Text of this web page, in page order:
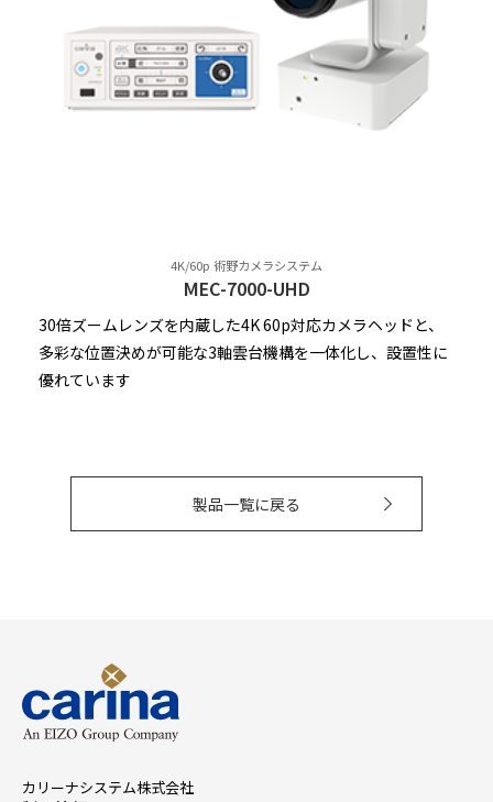
4K/60p 術野カメラシステム
MEC-7000-UHD
30倍ズームレンズを内蔵した4K 60p対応カメラヘッドと、
多彩な位置決めが可能な3軸雲台機構を一体化し、設置性に
優れています
製品一覧に戻る
カリーナシステム株式会社